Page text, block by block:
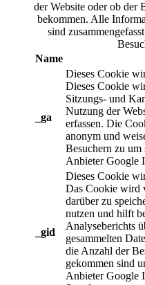
der Website oder ob der
bekommen. Alle
sind
Name
_ga
Dieses Cookie
Dieses Cookie
Sitzungs- und
Nutzung der
erfassen. Die
anonym und
Besuchern zu
Anbieter Google
_gid
Dieses Cookie
Das Cookie wird
darüber zu
nutzen und hilft
Analyseberichts
gesammelten
die Anzahl der
gekommen sind
Anbieter Google